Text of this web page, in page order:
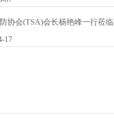
协会(TSA)会长杨艳峰一行莅
17